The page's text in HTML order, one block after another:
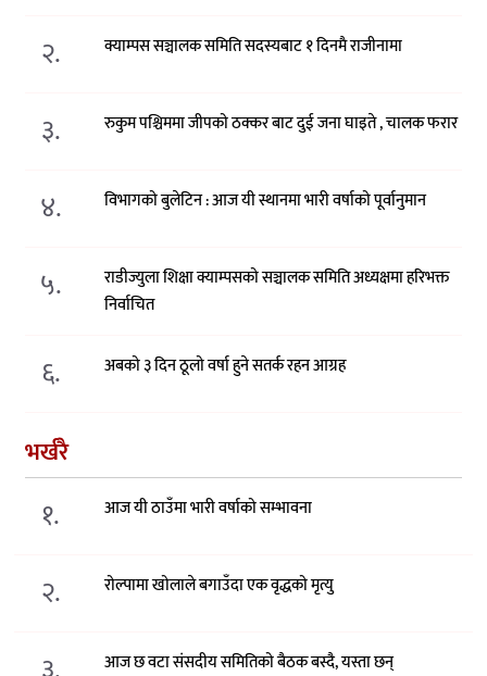
२. क्याम्पस सञ्चालक समिति सदस्यबाट १ दिनमै राजीनामा
३. रुकुम पश्चिममा जीपको ठक्कर बाट दुई जना घाइते , चालक फरार
४. विभागको बुलेटिन : आज यी स्थानमा भारी वर्षाको पूर्वानुमान
५.
राडीज्युला शिक्षा क्याम्पसको सञ्चालक समिति अध्यक्षमा हरिभक्त
निर्वाचित
६. अबको ३ दिन ठूलो वर्षा हुने सतर्क रहन आग्रह
भर्खरै
१. आज यी ठाउँमा भारी वर्षाको सम्भावना
२. रोल्पामा खोलाले बगाउँदा एक वृद्धको मृत्यु
आज छ वटा संसदीय समितिको बैठक बस्दै, यस्ता छन्